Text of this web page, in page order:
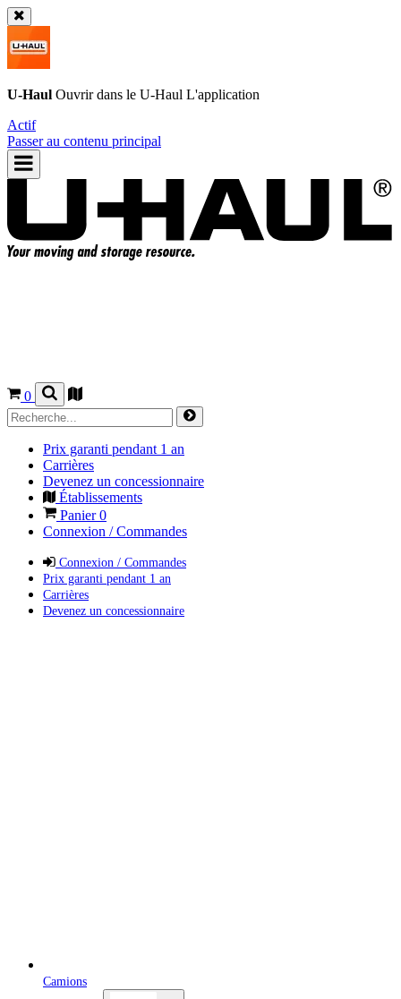
U-Haul Ouvrir dans le U-Haul L'application
Actif
Passer au contenu principal
0
Prix garanti pendant 1 an
Carrières
Devenez un concessionnaire
Établissements
Panier0
Connexion / Commandes
Connexion / Commandes
Prix garanti pendant 1 an
Carrières
Devenez un concessionnaire
Camions